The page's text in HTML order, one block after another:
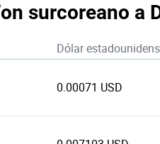
surcoreano a
Dólar
0.00071 USD